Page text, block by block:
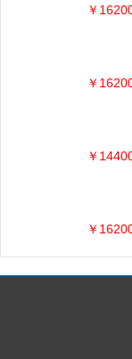
￥
￥
￥
￥